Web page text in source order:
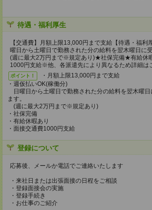
待遇・福利厚生
【交通費】月額上限13,000円まで支給【待遇・福利
曜日から土曜日で勤務された分の給料を翌木曜日に
(週に最大2万円まで※規定あり)★社保完備★有給休
1000円支給※他、各派遣先により異なるため詳細は
ポイント！
・月額上限13,000円まで支給
・週仮払いOK(稼働分)
日曜日から土曜日で勤務された分の給料を翌木曜
ます。
(週に最大2万円まで※規定あり)
・社保完備
・有給休暇あり
・面接交通費1000円支給
登録について
応募後、メールか電話でご連絡いたします
・来社日または出張面接の日程をご相談
・登録面接会の実施
・登録手続き
・お仕事のご紹介